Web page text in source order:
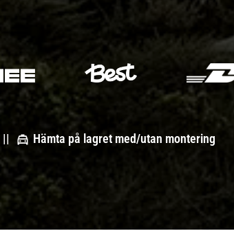
Hämta på lagret med/utan montering